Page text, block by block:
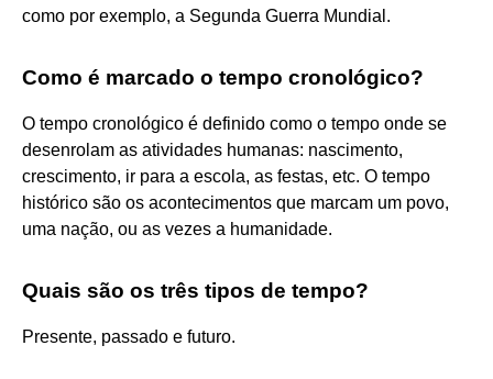
como por exemplo, a Segunda Guerra Mundial.
Como é marcado o tempo cronológico?
O tempo cronológico é definido como o tempo onde se
desenrolam as atividades humanas: nascimento,
crescimento, ir para a escola, as festas, etc. O tempo
histórico são os acontecimentos que marcam um povo,
uma nação, ou as vezes a humanidade.
Quais são os três tipos de tempo?
Presente, passado e futuro.